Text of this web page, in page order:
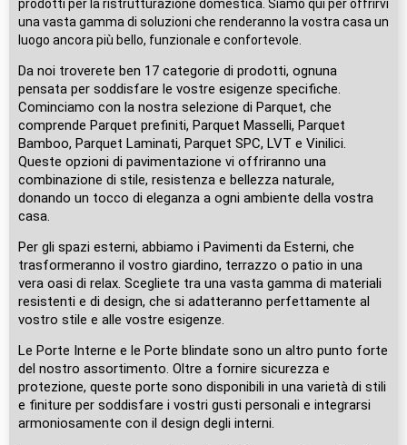
prodotti per la ristrutturazione domestica. Siamo qui per offrirvi
una vasta gamma di soluzioni che renderanno la vostra casa un
luogo ancora più bello, funzionale e confortevole.
Da noi troverete ben 17 categorie di prodotti, ognuna
pensata per soddisfare le vostre esigenze specifiche.
Cominciamo con la nostra selezione di Parquet, che
comprende Parquet prefiniti, Parquet Masselli, Parquet
Bamboo, Parquet Laminati, Parquet SPC, LVT e Vinilici.
Queste opzioni di pavimentazione vi offriranno una
combinazione di stile, resistenza e bellezza naturale,
donando un tocco di eleganza a ogni ambiente della vostra
casa.
Per gli spazi esterni, abbiamo i Pavimenti da Esterni, che
trasformeranno il vostro giardino, terrazzo o patio in una
vera oasi di relax. Scegliete tra una vasta gamma di materiali
resistenti e di design, che si adatteranno perfettamente al
vostro stile e alle vostre esigenze.
Le Porte Interne e le Porte blindate sono un altro punto forte
del nostro assortimento. Oltre a fornire sicurezza e
protezione, queste porte sono disponibili in una varietà di stili
e finiture per soddisfare i vostri gusti personali e integrarsi
armoniosamente con il design degli interni.